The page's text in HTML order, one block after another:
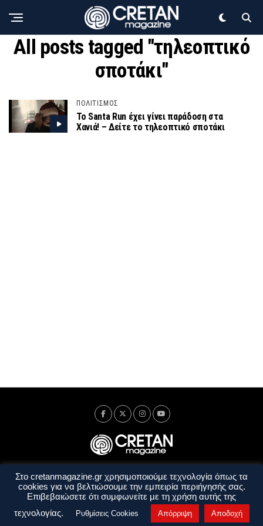
All posts tagged "τηλεοπτικό
σποτάκι"
ΠΟΛΙΤΙΣΜΟΣ
Το Santa Run έχει γίνει παράδοση στα
Χανιά! – Δείτε το τηλεοπτικό σποτάκι
Ταυτότητα Πολιτική Απορρήτου
Όροι Χρήσης
Όροι και Προϋποθέσεις
Στο cretanmagazine.gr χρησιμοποιούμε τεχνολογία όπως τα
cookies για να βελτιώσουμε την εμπειρία περιήγησής σας.
Επιβεβαιώσετε ότι συμφωνείτε με τη χρήση αυτής της
τεχνολογίας.
Ρυθμίσεις Cookies Απόρριψη Αποδοχή